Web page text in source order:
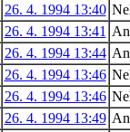
26. 4. 1994 13:40
26. 4. 1994 13:41
26. 4. 1994 13:44
26. 4. 1994 13:46
26. 4. 1994 13:46
26. 4. 1994 13:49